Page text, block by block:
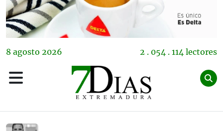
8 agosto 2026 2 . 054 . 114 lectores